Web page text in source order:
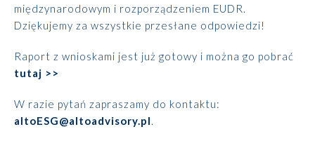
Prawo karne dla biznesu
Dołącz do nas
międzynarodowym i rozporządzeniem EUDR.
Dziękujemy za wszystkie przesłane odpowiedzi!
Raport z wnioskami jest już gotowy i można go pobrać
tutaj >>
W razie pytań zapraszamy do kontaktu:
altoESG@altoadvisory.pl.